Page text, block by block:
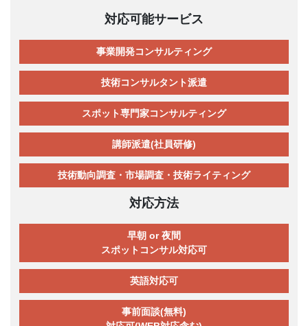
対応可能サービス
事業開発コンサルティング
技術コンサルタント派遣
スポット専門家コンサルティング
講師派遣(社員研修)
技術動向調査・市場調査・技術ライティング
対応方法
早朝 or 夜間
スポットコンサル対応可
英語対応可
事前面談(無料)